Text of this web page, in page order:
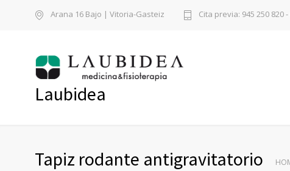
Arana 16 Bajo | Vitoria-Gasteiz Cita previa: 945 250 820 -
Laubidea
Tapiz rodante antigravitatorio